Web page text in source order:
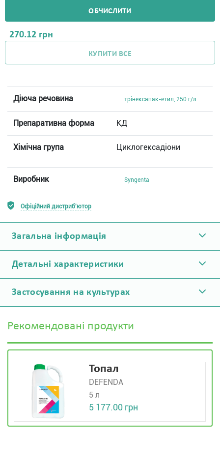
ОБЧИСЛИТИ
270.12 грн
КУПИТИ ВСЕ
Діюча речовина трінексапак-етил, 250 г/л
Препаративна форма КД
Хімічна група Циклогексадіони
Виробник Syngenta
Офіційний дистриб'ютор
Загальна інформація
Детальні характеристики
Застосування на культурах
Рекомендовані продукти
Топал
DEFENDA
5 л
5 177.00 грн